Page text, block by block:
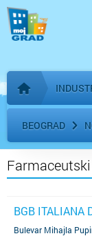
Početna
BEOGRAD
BGB ITALIANA
Bulevar Mihajla